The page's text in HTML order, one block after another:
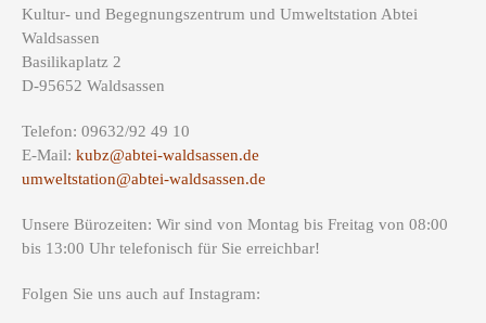
Kultur- und Begegnungszentrum und Umweltstation Abtei
Waldsassen
Basilikaplatz 2
D-95652 Waldsassen
Telefon: 09632/92 49 10
E-Mail: kubz@abtei-waldsassen.de
umweltstation@abtei-waldsassen.de
Unsere Bürozeiten: Wir sind von Montag bis Freitag von 08:00
bis 13:00 Uhr telefonisch für Sie erreichbar!
Folgen Sie uns auch auf Instagram: